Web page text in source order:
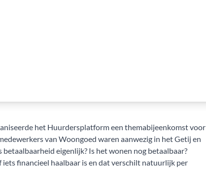
het Huurdersplatform een themabijeenkomst voor
van Woongoed waren aanwezig in het Getij en
eigenlijk? Is het wonen nog betaalbaar?
financieel haalbaar is en dat verschilt natuurlijk per